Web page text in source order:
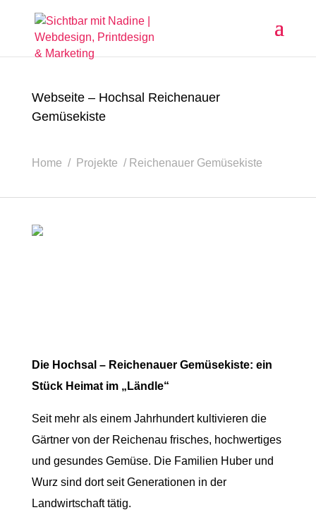
Webseite – Hochsal Reichenauer
Gemüsekiste
Home / Projekte / Reichenauer Gemüsekiste
Die Hochsal – Reichenauer Gemüsekiste: ein
Stück Heimat im „Ländle“
Seit mehr als einem Jahrhundert kultivieren die
Gärtner von der Reichenau frisches, hochwertiges
und gesundes Gemüse. Die Familien Huber und
Wurz sind dort seit Generationen in der
Landwirtschaft tätig.